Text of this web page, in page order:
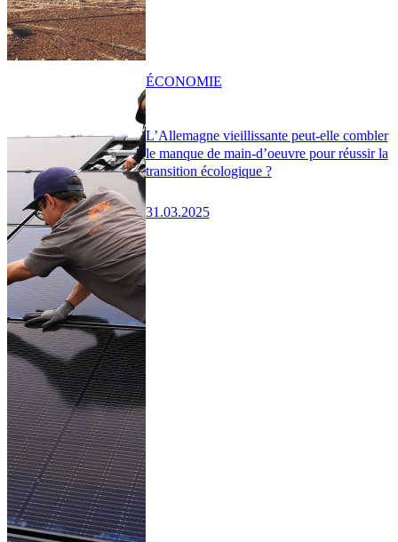
L’Allemagne vieillissante peut-elle combler
le manque de main-d’oeuvre pour réussir la
transition écologique ?
31.03.2025
ÉCONOMIE